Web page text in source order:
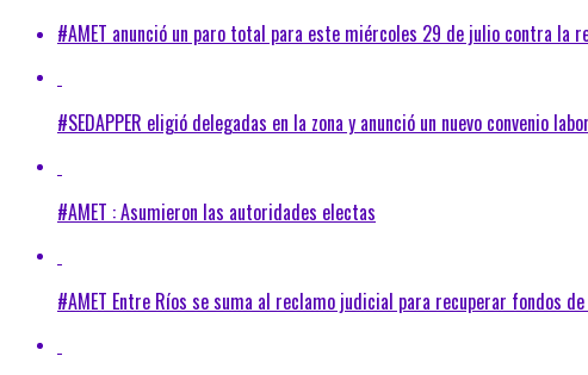
#AMET anunció un paro total para este miércoles 29 de julio contra la
#SEDAPPER eligió delegadas en la zona y anunció un nuevo convenio
#AMET : Asumieron las autoridades electas
#AMET Entre Ríos se suma al reclamo judicial para recuperar fondos